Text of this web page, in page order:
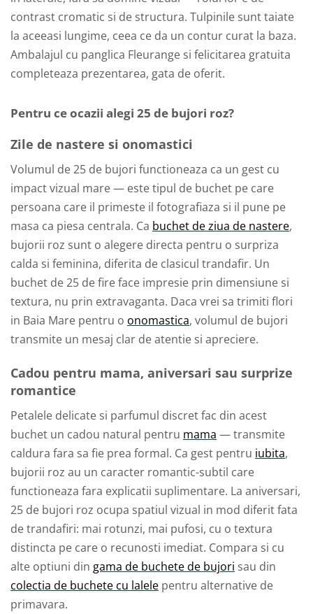
contrast cromatic si de structura. Tulpinile sunt taiate
la aceeasi lungime, ceea ce da un contur curat la baza.
Ambalajul cu panglica Fleurange si felicitarea gratuita
completeaza prezentarea, gata de oferit.
Pentru ce ocazii alegi 25 de bujori roz?
Zile de nastere si onomastici
Volumul de 25 de bujori functioneaza ca un gest cu
impact vizual mare — este tipul de buchet pe care
persoana care il primeste il fotografiaza si il pune pe
masa ca piesa centrala. Ca buchet de ziua de nastere,
bujorii roz sunt o alegere directa pentru o surpriza
calda si feminina, diferita de clasicul trandafir. Un
buchet de 25 de fire face impresie prin dimensiune si
textura, nu prin extravaganta. Daca vrei sa trimiti flori
in Baia Mare pentru o onomastica, volumul de bujori
transmite un mesaj clar de atentie si apreciere.
Cadou pentru mama, aniversari sau surprize
romantice
Petalele delicate si parfumul discret fac din acest
buchet un cadou natural pentru mama — transmite
caldura fara sa fie prea formal. Ca gest pentru iubita,
bujorii roz au un caracter romantic-subtil care
functioneaza fara explicatii suplimentare. La aniversari,
25 de bujori roz ocupa spatiul vizual in mod diferit fata
de trandafiri: mai rotunzi, mai pufosi, cu o textura
distincta pe care o recunosti imediat. Compara si cu
alte optiuni din gama de buchete de bujori sau din
colectia de buchete cu lalele pentru alternative de
primavara.